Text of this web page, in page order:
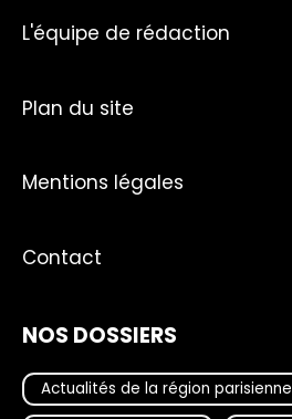
L'équipe de rédaction
Plan du site
Mentions légales
Contact
NOS DOSSIERS
Actualités de la région parisienne